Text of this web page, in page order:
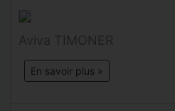
Aviva TIMONER
En savoir plus »